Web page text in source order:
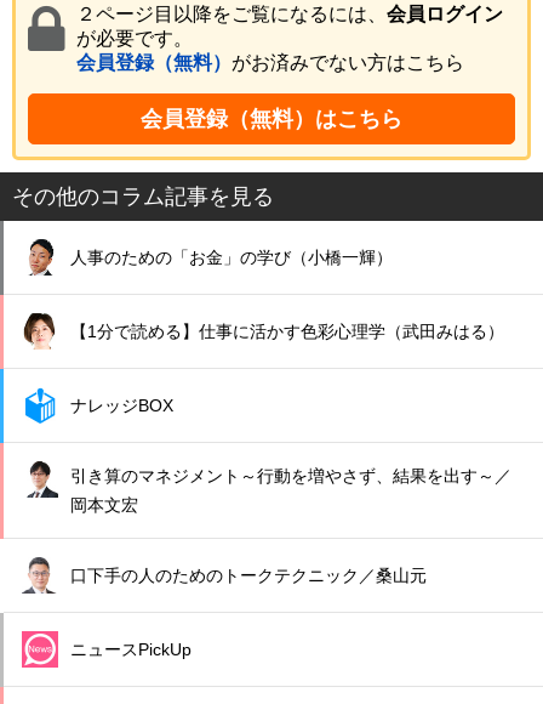
２ページ目以降をご覧になるには、 会員ログイン
が必要です。
会員登録（無料） がお済みでない方はこちら
会員登録（無料）はこちら
その他のコラム記事を見る
人事のための「お金」の学び（小橋一輝）
【1分で読める】仕事に活かす色彩心理学（武田みはる）
ナレッジBOX
引き算のマネジメント～行動を増やさず、結果を出す～／
岡本文宏
口下手の人のためのトークテクニック／桑山元
ニュースPickUp